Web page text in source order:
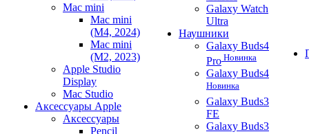
Mac mini
Mac mini
(M4, 2024)
Mac mini
(M2, 2023)
Apple Studio
Display
Mac Studio
Аксессуары Apple
Аксессуары
Pencil
Galaxy Watch
Ultra
Наушники
Galaxy Buds4
Pro Новинка
Galaxy Buds4
Новинка
Galaxy Buds3
FE
Galaxy Buds3